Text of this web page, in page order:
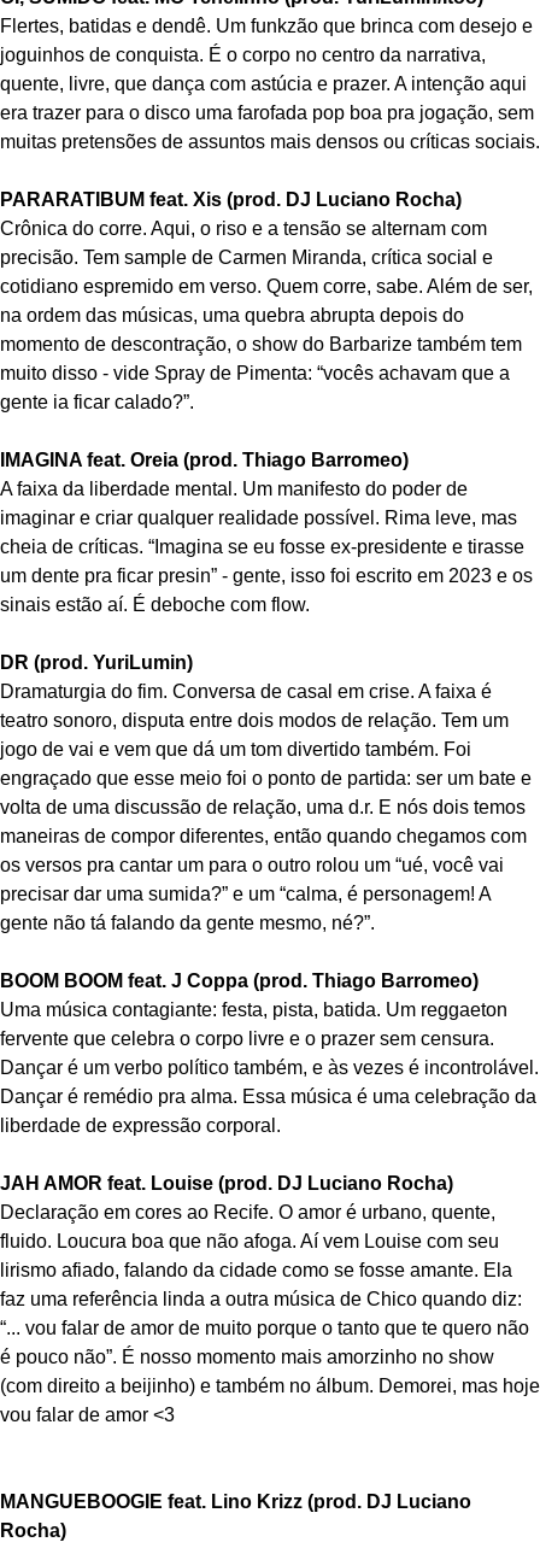
Flertes, batidas e dendê. Um funkzão que brinca com desejo e
joguinhos de conquista. É o corpo no centro da narrativa,
quente, livre, que dança com astúcia e prazer. A intenção aqui
era trazer para o disco uma farofada pop boa pra jogação, sem
muitas pretensões de assuntos mais densos ou críticas sociais.
PARARATIBUM feat. Xis (prod. DJ Luciano Rocha)
Crônica do corre. Aqui, o riso e a tensão se alternam com
precisão. Tem sample de Carmen Miranda, crítica social e
cotidiano espremido em verso. Quem corre, sabe. Além de ser,
na ordem das músicas, uma quebra abrupta depois do
momento de descontração, o show do Barbarize também tem
muito disso - vide Spray de Pimenta: “vocês achavam que a
gente ia ficar calado?”.
IMAGINA feat. Oreia (prod. Thiago Barromeo)
A faixa da liberdade mental. Um manifesto do poder de
imaginar e criar qualquer realidade possível. Rima leve, mas
cheia de críticas. “Imagina se eu fosse ex-presidente e tirasse
um dente pra ficar presin” - gente, isso foi escrito em 2023 e os
sinais estão aí. É deboche com flow.
DR (prod. YuriLumin)
Dramaturgia do fim. Conversa de casal em crise. A faixa é
teatro sonoro, disputa entre dois modos de relação. Tem um
jogo de vai e vem que dá um tom divertido também. Foi
engraçado que esse meio foi o ponto de partida: ser um bate e
volta de uma discussão de relação, uma d.r. E nós dois temos
maneiras de compor diferentes, então quando chegamos com
os versos pra cantar um para o outro rolou um “ué, você vai
precisar dar uma sumida?” e um “calma, é personagem! A
gente não tá falando da gente mesmo, né?”.
BOOM BOOM feat. J Coppa (prod. Thiago Barromeo)
Uma música contagiante: festa, pista, batida. Um reggaeton
fervente que celebra o corpo livre e o prazer sem censura.
Dançar é um verbo político também, e às vezes é incontrolável.
Dançar é remédio pra alma. Essa música é uma celebração da
liberdade de expressão corporal.
JAH AMOR feat. Louise (prod. DJ Luciano Rocha)
Declaração em cores ao Recife. O amor é urbano, quente,
fluido. Loucura boa que não afoga. Aí vem Louise com seu
lirismo afiado, falando da cidade como se fosse amante. Ela
faz uma referência linda a outra música de Chico quando diz:
“... vou falar de amor de muito porque o tanto que te quero não
é pouco não”. É nosso momento mais amorzinho no show
(com direito a beijinho) e também no álbum. Demorei, mas hoje
vou falar de amor <3
MANGUEBOOGIE feat. Lino Krizz (prod. DJ Luciano
Rocha)